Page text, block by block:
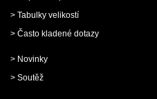
> Tabulky velikostí
> Často kladené dotazy
> Novinky
> Soutěž